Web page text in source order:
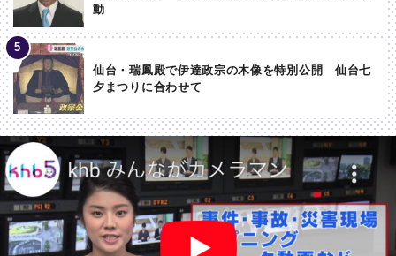
動
仙台・瑞鳳殿で伊達政宗の木像を特別公開 仙台七
夕まつりに合わせて